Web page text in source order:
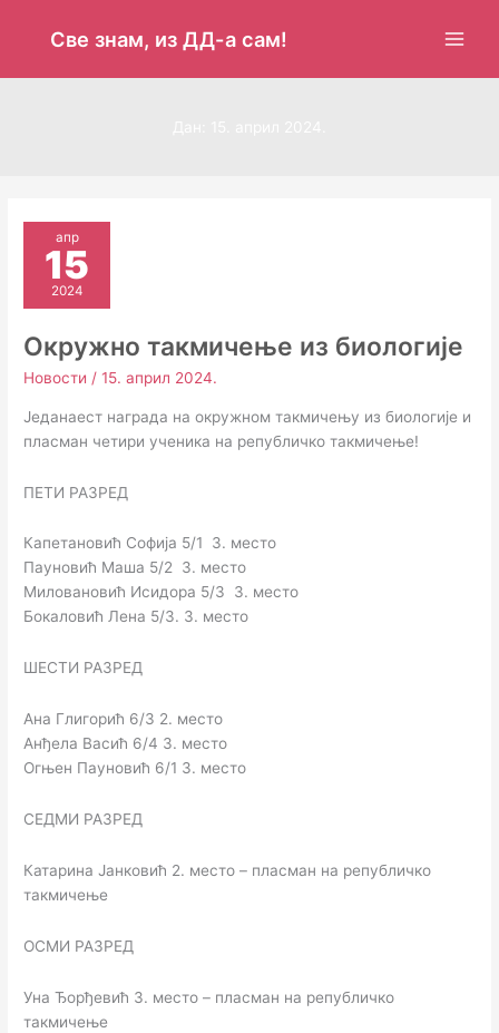
Све знам, из ДД-а сам!
апр
15
2024
Окружно такмичење из биологије
Новости /15. април 2024.
Једанаест награда на окружном такмичењу из биологије и
пласман четири ученика на републичко такмичење!
ПЕТИ РАЗРЕД
Капетановић Софија 5/1 3. место
Пауновић Маша 5/2 3. место
Миловановић Исидора 5/3 3. место
Бокаловић Лена 5/3. 3. место
ШЕСТИ РАЗРЕД
Ана Глигорић 6/3 2. место
Анђела Васић 6/4 3. место
Огњен Пауновић 6/1 3. место
СЕДМИ РАЗРЕД
Катарина Јанковић 2. место – пласман на републичко
такмичење
ОСМИ РАЗРЕД
Уна Ђорђевић 3. место – пласман на републичко
такмичење